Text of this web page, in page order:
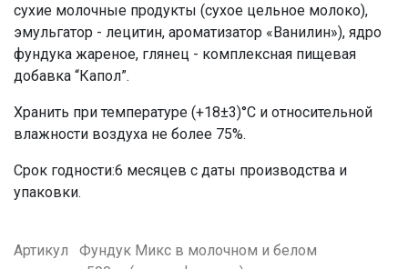
сухие молочные продукты (сухое цельное молоко),
эмульгатор - лецитин, ароматизатор «Ванилин»), ядро
фундука жареное, глянец - комплексная пищевая
добавка “Капол”.
Хранить при температуре (+18±3)°С и относительной
влажности воздуха не более 75%.
Срок годности:6 месяцев с даты производства и
упаковки.
Артикул
Фундук Микс в молочном и белом